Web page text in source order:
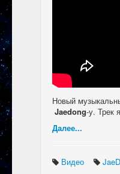
Новый
Jaedong-у. Трек
Далее...
Видео